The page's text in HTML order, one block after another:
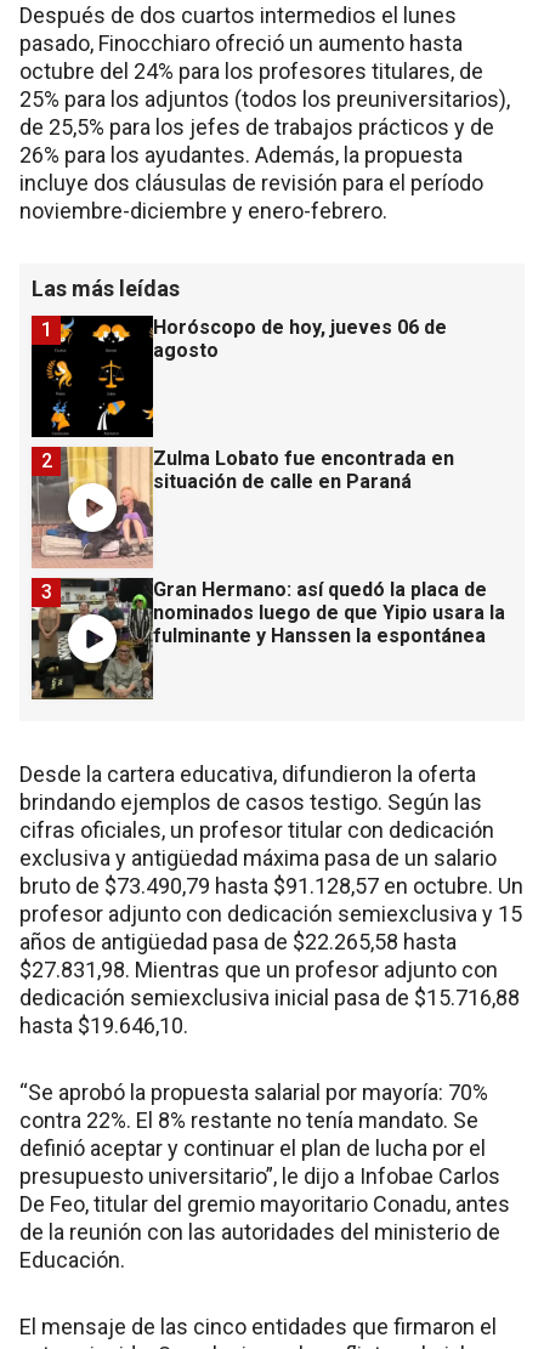
Después de dos cuartos intermedios el lunes
pasado, Finocchiaro ofreció un aumento hasta
octubre del 24% para los profesores titulares, de
25% para los adjuntos (todos los preuniversitarios),
de 25,5% para los jefes de trabajos prácticos y de
26% para los ayudantes. Además, la propuesta
incluye dos cláusulas de revisión para el período
noviembre-diciembre y enero-febrero.
Las más leídas
Horóscopo de hoy, jueves 06 de
agosto
1
Zulma Lobato fue encontrada en
situación de calle en Paraná
2
Gran Hermano: así quedó la placa de
nominados luego de que Yipio usara la
fulminante y Hanssen la espontánea
3
Desde la cartera educativa, difundieron la oferta
brindando ejemplos de casos testigo. Según las
cifras oficiales, un profesor titular con dedicación
exclusiva y antigüedad máxima pasa de un salario
bruto de $73.490,79 hasta $91.128,57 en octubre. Un
profesor adjunto con dedicación semiexclusiva y 15
años de antigüedad pasa de $22.265,58 hasta
$27.831,98. Mientras que un profesor adjunto con
dedicación semiexclusiva inicial pasa de $15.716,88
hasta $19.646,10.
“Se aprobó la propuesta salarial por mayoría: 70%
contra 22%. El 8% restante no tenía mandato. Se
definió aceptar y continuar el plan de lucha por el
presupuesto universitario”, le dijo a Infobae Carlos
De Feo, titular del gremio mayoritario Conadu, antes
de la reunión con las autoridades del ministerio de
Educación.
El mensaje de las cinco entidades que firmaron el